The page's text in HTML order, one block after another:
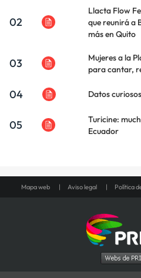
02
Llacta Flow
que reunirá a
más en Quito
03
Mujeres a la
para cantar,
04 Datos
05
Turicine:
Ecuador
Mapa web Aviso legal Política